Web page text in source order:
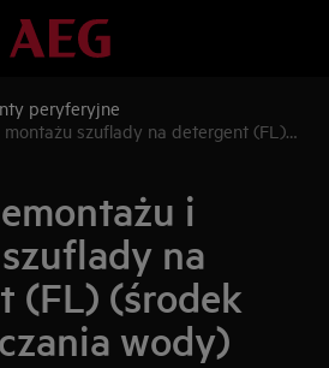
peryferyjne
szuflady na detergent (FL)
i
na
(FL) (środek
wody)